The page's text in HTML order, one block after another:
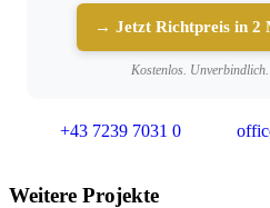
→ Jetzt Richtpreis in 2
Kostenlos.
+43 7239 7031 0
Weitere Projekte